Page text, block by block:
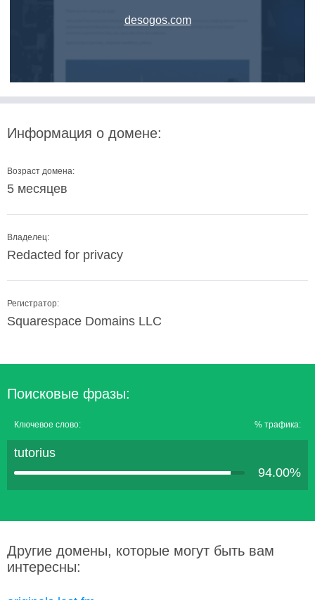
desogos.com
Информация о домене:
Возраст домена:
5 месяцев
Владелец:
Redacted for privacy
Регистратор:
Squarespace Domains LLC
Поисковые фразы:
Ключевое слово: % трафика:
tutorius
94.00%
Другие домены, которые могут быть вам
интересны: